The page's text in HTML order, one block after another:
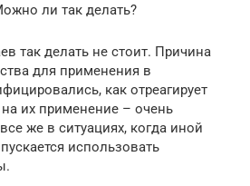
ли так делать?
так делать не стоит. Причина
для применения в
как отреагирует
их применение – очень
же в ситуациях, когда иной
использовать